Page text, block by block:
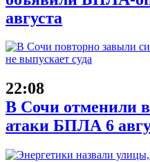
августа
22:08
В Сочи отменили
атаки БПЛА 6